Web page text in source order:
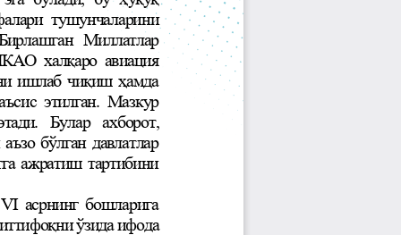
Jurnal Yordamchisi